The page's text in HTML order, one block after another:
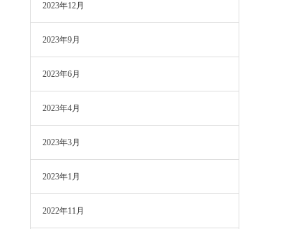
2023年12月
2023年9月
2023年6月
2023年4月
2023年3月
2023年1月
2022年11月